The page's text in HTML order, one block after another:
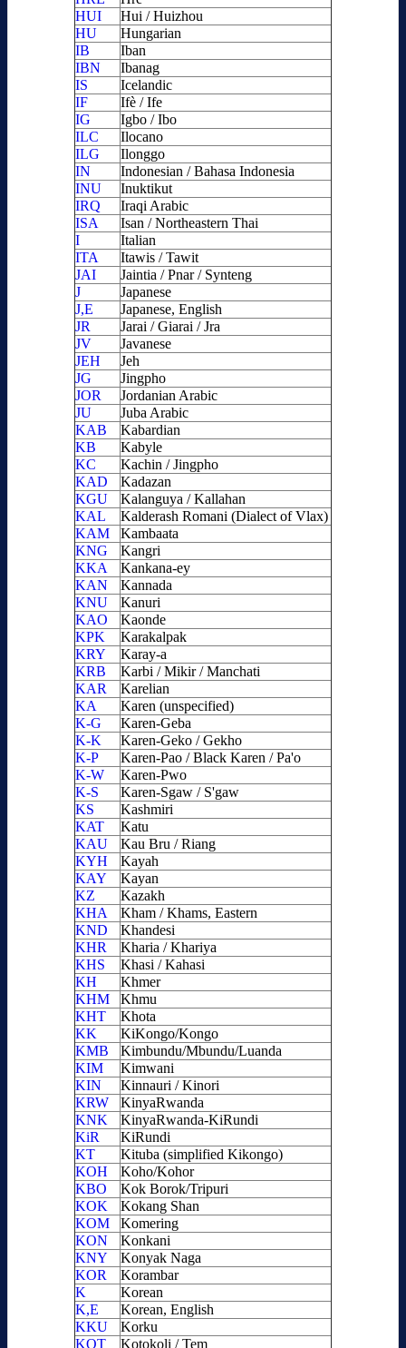
HUI
Hui / Huizhou
HU
Hungarian
IB
Iban
IBN
Ibanag
IS
Icelandic
IF
Ifè / Ife
IG
Igbo / Ibo
ILC
Ilocano
ILG
Ilonggo
IN
Indonesian / Bahasa Indonesia
INU
Inuktikut
IRQ
Iraqi Arabic
ISA
Isan / Northeastern Thai
I
Italian
ITA
Itawis / Tawit
JAI
Jaintia / Pnar / Synteng
J
Japanese
J,E
Japanese, English
JR
Jarai / Giarai / Jra
JV
Javanese
JEH
Jeh
JG
Jingpho
JOR
Jordanian Arabic
JU
Juba Arabic
KAB
Kabardian
KB
Kabyle
KC
Kachin / Jingpho
KAD
Kadazan
KGU
Kalanguya / Kallahan
KAL
Kalderash Romani (Dialect of Vlax)
KAM
Kambaata
KNG
Kangri
KKA
Kankana-ey
KAN
Kannada
KNU
Kanuri
KAO
Kaonde
KPK
Karakalpak
KRY
Karay-a
KRB
Karbi / Mikir / Manchati
KAR
Karelian
KA
Karen (unspecified)
K-G
Karen-Geba
K-K
Karen-Geko / Gekho
K-P
Karen-Pao / Black Karen / Pa'o
K-W
Karen-Pwo
K-S
Karen-Sgaw / S'gaw
KS
Kashmiri
KAT
Katu
KAU
Kau Bru / Riang
KYH
Kayah
KAY
Kayan
KZ
Kazakh
KHA
Kham / Khams, Eastern
KND
Khandesi
KHR
Kharia / Khariya
KHS
Khasi / Kahasi
KH
Khmer
KHM
Khmu
KHT
Khota
KK
KiKongo/Kongo
KMB
Kimbundu/Mbundu/Luanda
KIM
Kimwani
KIN
Kinnauri / Kinori
KRW
KinyaRwanda
KNK
KinyaRwanda-KiRundi
KiR
KiRundi
KT
Kituba (simplified Kikongo)
KOH
Koho/Kohor
KBO
Kok Borok/Tripuri
KOK
Kokang Shan
KOM
Komering
KON
Konkani
KNY
Konyak Naga
KOR
Korambar
K
Korean
K,E
Korean, English
KKU
Korku
KOT
Kotokoli / Tem